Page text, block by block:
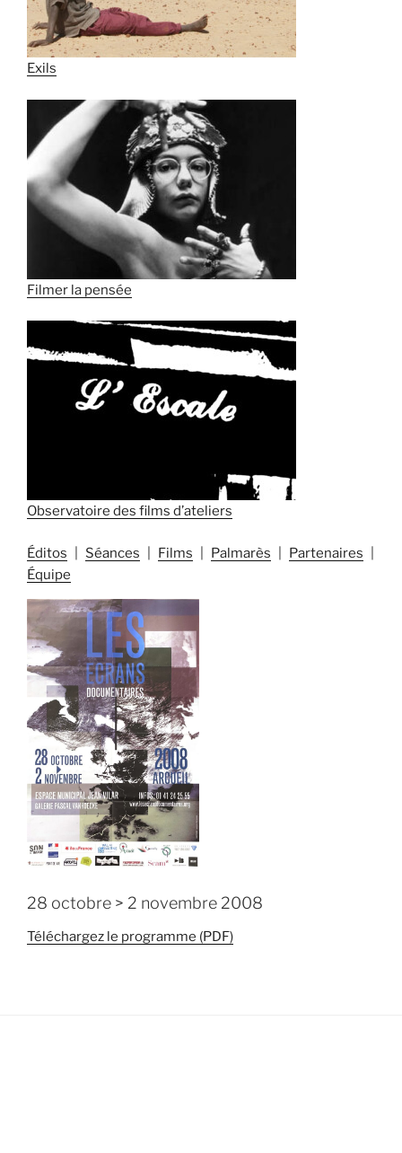
Exils
Filmer la pensée
Observatoire des films d’ateliers
Éditos Séances Films Palmarès
Partenaires
Équipe
28 octobre > 2 novembre 2008
Téléchargez le programme (PDF)